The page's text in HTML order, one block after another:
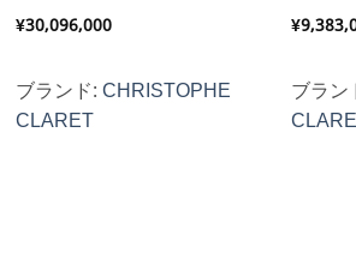
¥30,096,000
ブランド:CHRISTOPHE
CLARET
¥
ブラ